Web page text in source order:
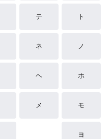
テ ト
ネ ノ
ヘ ホ
メ モ
ヨ